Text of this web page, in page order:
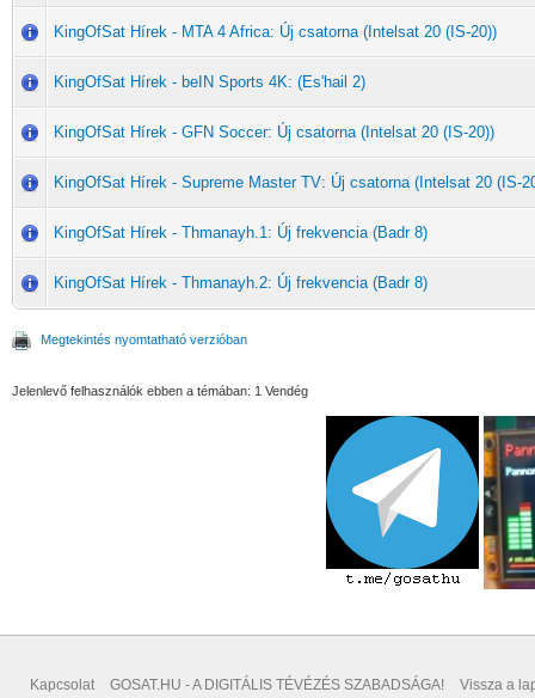
KingOfSat Hírek - MTA 4 Africa: Új csatorna (Intelsat 20 (IS-20))
KingOfSat Hírek - beIN Sports 4K: (Es'hail 2)
KingOfSat Hírek - GFN Soccer: Új csatorna (Intelsat 20 (IS-20))
KingOfSat Hírek - Supreme Master TV: Új csatorna (Intelsat 20 (IS-
KingOfSat Hírek - Thmanayh.1: Új frekvencia (Badr 8)
KingOfSat Hírek - Thmanayh.2: Új frekvencia (Badr 8)
Megtekintés nyomtatható verzióban
Jelenlevő felhasználók ebben a témában: 1 Vendég
Kapcsolat GOSAT.HU - A DIGITÁLIS TÉVÉZÉS SZABADSÁGA! Vissza a